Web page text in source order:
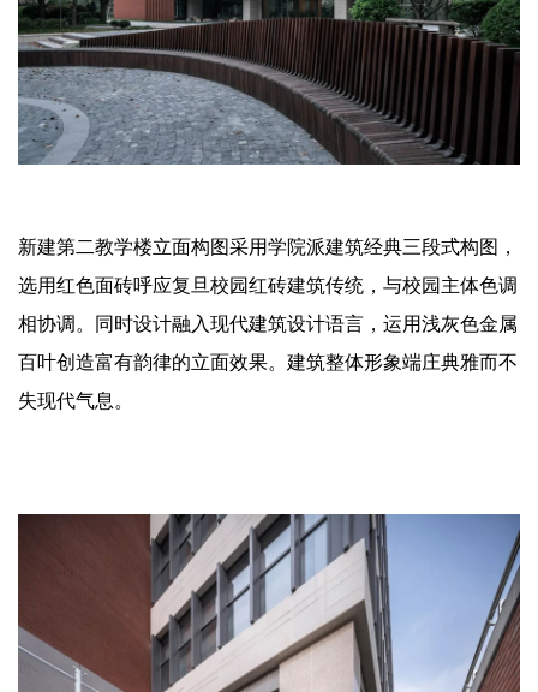
新建第二教学楼立面构图采用学院派建筑经典三段式构图，
选用红色面砖呼应复旦校园红砖建筑传统，与校园主体色调
相协调。同时设计融入现代建筑设计语言，运用浅灰色金属
百叶创造富有韵律的立面效果。建筑整体形象端庄典雅而不
失现代气息。